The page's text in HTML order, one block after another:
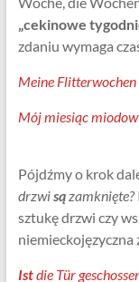
„cekinowe
zdaniu wymaga
Meine Flitterwochen
Mój miesiąc
Pójdźmy o krok
drzwi sązamknięte?
sztukę drzwi czy
Istdie Tür